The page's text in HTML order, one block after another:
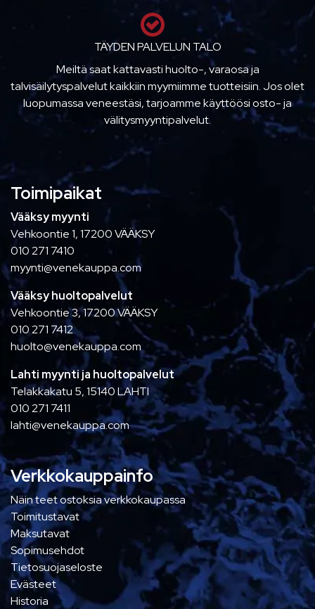
TÄYDEN PALVELUN TALO
Meiltä saat kattavasti huolto-, varaosa ja
talvisäilytyspalvelut kaikkiin myymiimme tuotteisiin. Jos olet
luopumassa veneestäsi, tarjoamme käyttöösi osto- ja
välitysmyyntipalvelut.
Toimipaikat
Vääksy myynti
Vehkoontie 1, 17200 VÄÄKSY
010 271 7410
myynti@venekauppa.com
Vääksy huoltopalvelut
Vehkoontie 3, 17200 VÄÄKSY
010 271 7412
huolto@venekauppa.com
Lahti myynti ja huoltopalvelut
Telakkakatu 5, 15140 LAHTI
010 271 7411
lahti@venekauppa.com
Verkkokauppainfo
Näin teet ostoksia verkkokaupassa
Toimitustavat
Maksutavat
Sopimusehdot
Tietosuojaseloste
Evästeet
Historia